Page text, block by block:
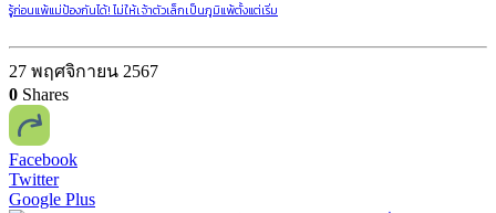
รู้ก่อนแพ้แม่ป้องกันได้! ไม่ให้เจ้าตัวเล็กเป็นภูมิแพ้ตั้งแต่เริ่ม
27 พฤศจิกายน 2567
0 Shares
Facebook
Twitter
Google Plus